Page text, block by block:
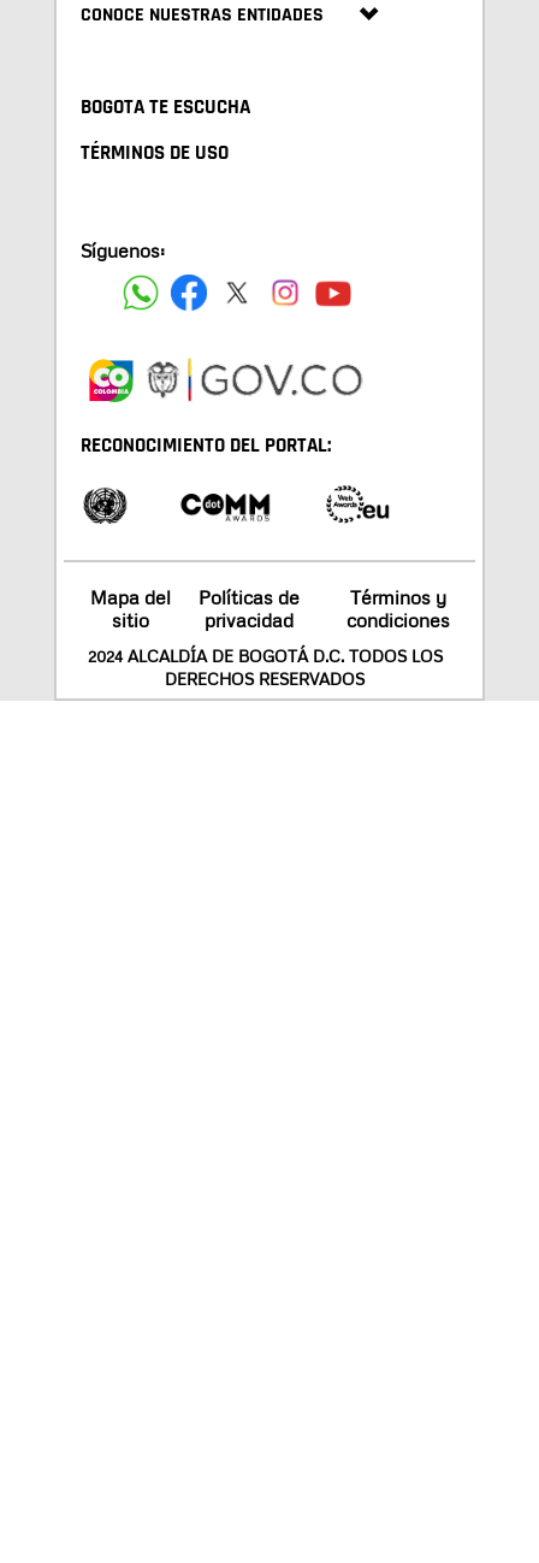
CONOCE NUESTRAS ENTIDADES
BOGOTA TE ESCUCHA
TÉRMINOS DE USO
Síguenos:
RECONOCIMIENTO DEL PORTAL:
Mapa del
sitio
Políticas de
privacidad
Términos y
condiciones
2024 ALCALDÍA DE BOGOTÁ D.C. TODOS LOS
DERECHOS RESERVADOS